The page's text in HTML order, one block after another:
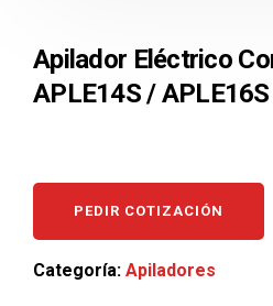
Apilador Eléctrico
APLE14S / APLE16S
PEDIR COTIZACIÓN
Categoría: Apiladores